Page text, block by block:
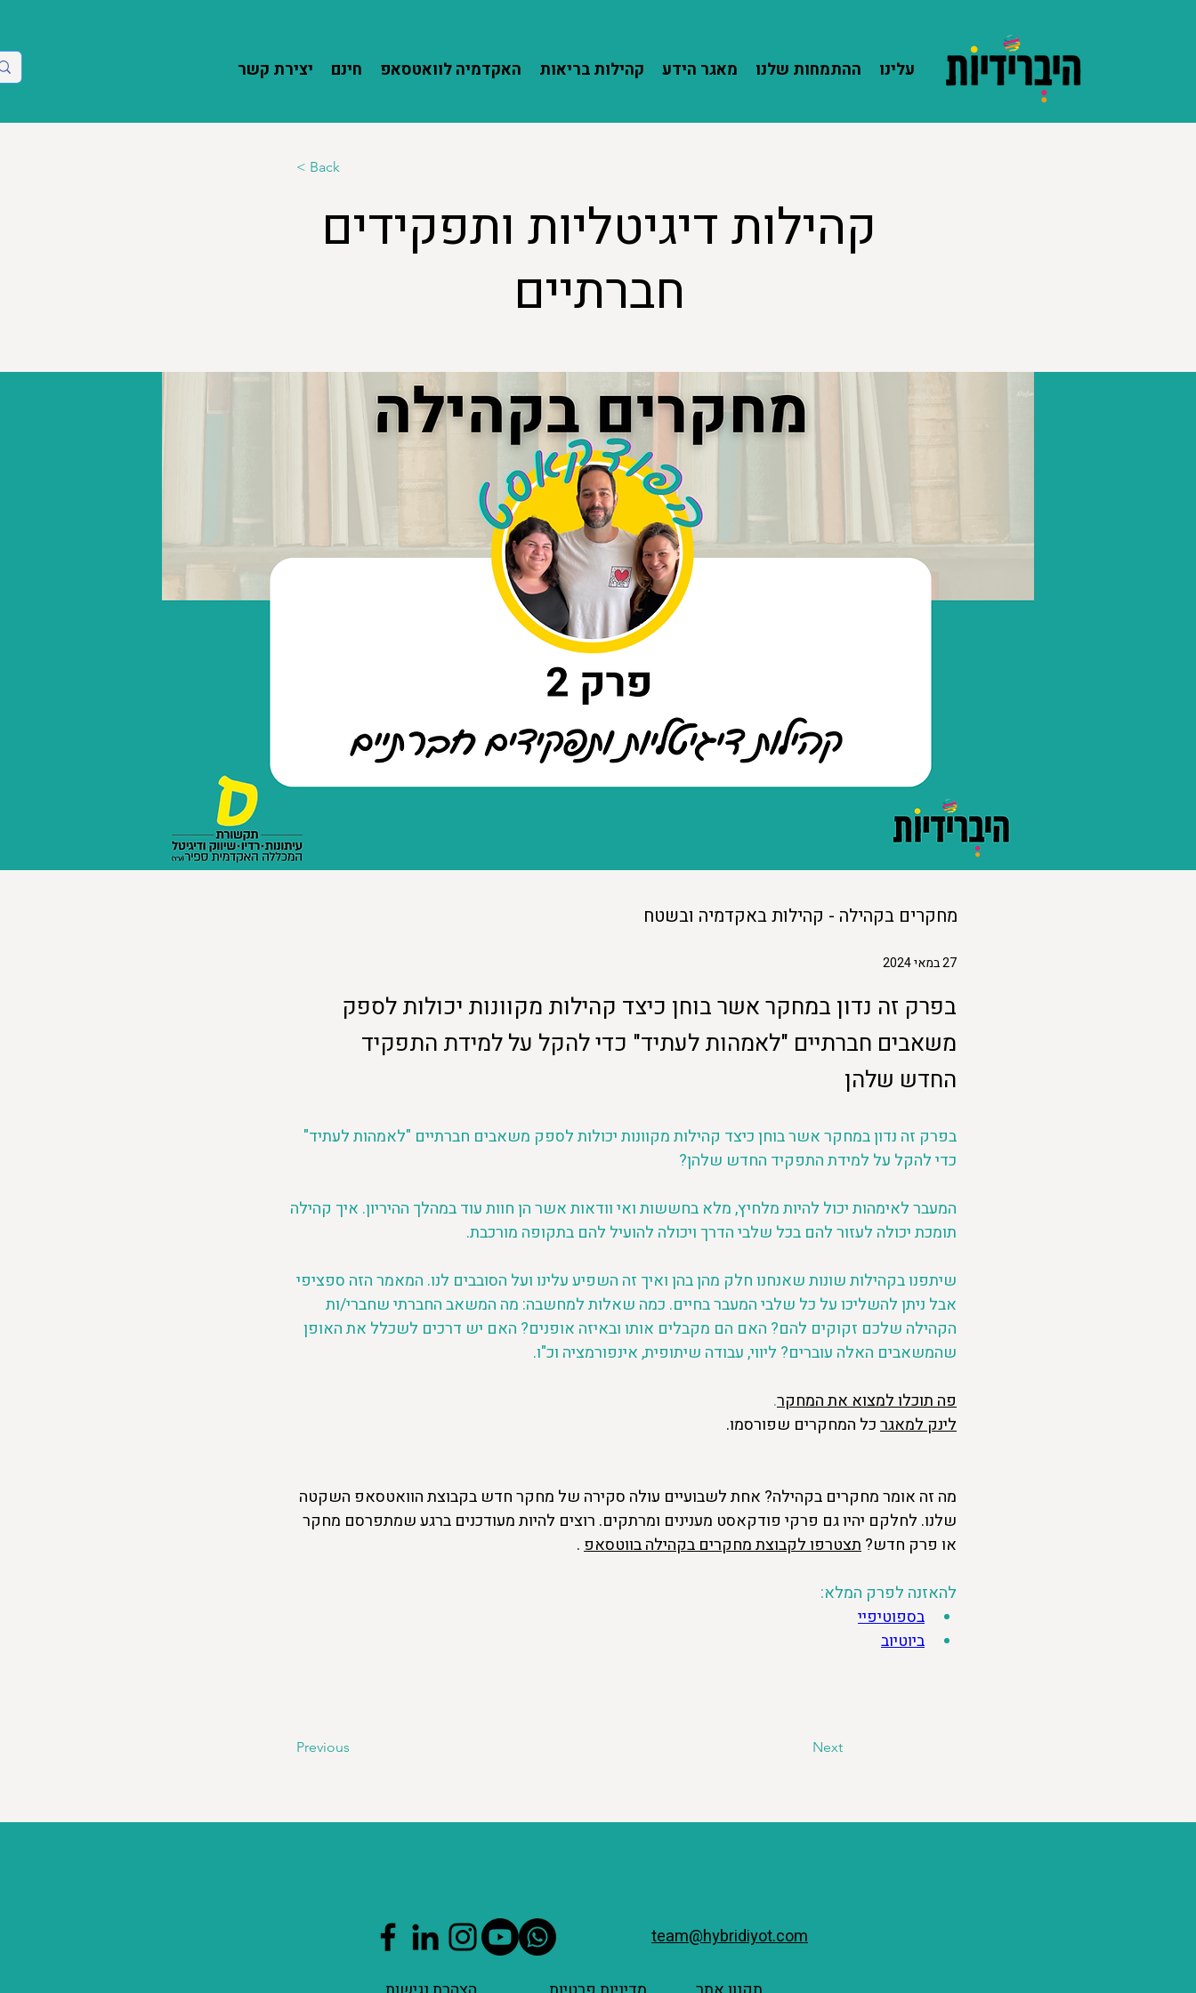
עלינו ההתמחות שלנו מאגר הידע קהילות בריאות האקדמיה לוואטסאפ חינם יצירת קשר
< Back
קהילות דיגיטליות ותפקידים
חברתיים
מחקרים בקהילה - קהילות באקדמיה ובשטח
27 במאי 2024
בפרק זה נדון במחקר אשר בוחן כיצד קהילות מקוונות יכולות לספק
משאבים חברתיים "לאמהות לעתיד" כדי להקל על למידת התפקיד
החדש שלהן
בפרק זה נדון במחקר אשר בוחן כיצד קהילות מקוונות יכולות לספק משאבים חברתיים "לאמהות לעתיד"
כדי להקל על למידת התפקיד החדש שלהן?
המעבר לאימהות יכול להיות מלחיץ, מלא בחששות ואי וודאות אשר הן חוות עוד במהלך ההיריון. איך קהילה
תומכת יכולה לעזור להם בכל שלבי הדרך ויכולה להועיל להם בתקופה מורכבת.
שיתפנו בקהילות שונות שאנחנו חלק מהן בהן ואיך זה השפיע עלינו ועל הסובבים לנו. המאמר הזה ספציפי
אבל ניתן להשליכו על כל שלבי המעבר בחיים. כמה שאלות למחשבה: מה המשאב החברתי שחברי/ות
הקהילה שלכם זקוקים להם? האם הם מקבלים אותו ובאיזה אופנים? האם יש דרכים לשכלל את האופן
שהמשאבים האלה עוברים? ליווי, עבודה שיתופית, אינפורמציה וכ"ו.
פה תוכלו למצוא את המחקר.
לינק למאגר כל המחקרים שפורסמו⁠.
מה זה אומר מחקרים בקהילה? אחת לשבועיים עולה סקירה של מחקר חדש בקבוצת הוואטסאפ השקטה
שלנו. לחלקם יהיו גם פרקי פודקאסט מענינים ומרתקים. רוצים להיות מעודכנים ברגע שמתפרסם מחקר
או פרק חדש? תצטרפו לקבוצת מחקרים בקהילה בווטסאפ .
להאזנה לפרק המלא:
בספוטיפיי
ביוטיוב
Previous Next
team@hybridiyot.com